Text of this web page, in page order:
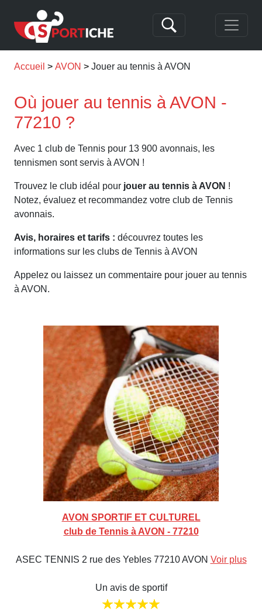
Accueil AVON Jouer au tennis à AVON
Où jouer au tennis à AVON -
77210 ?
Avec 1 club de Tennis pour 13 900 avonnais, les
tennismen sont servis à AVON !
Trouvez le club idéal pour jouer au tennis à AVON !
Notez, évaluez et recommandez votre club de Tennis
avonnais.
Avis, horaires et tarifs : découvrez toutes les
informations sur les clubs de Tennis à AVON
Appelez ou laissez un commentaire pour jouer au tennis
à AVON.
AVON SPORTIF ET CULTUREL
club de Tennis à AVON - 77210
ASEC TENNIS 2 rue des Yebles 77210 AVON Voir plus
Un avis de sportif